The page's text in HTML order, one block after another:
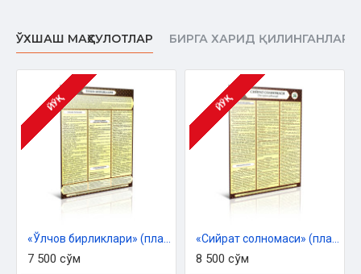
ЎХШАШ МАҲСУЛОТЛАР БИРГА ХАРИД ҚИЛИНГАНЛАР
ЙЎҚ
7 500 сўм
ЙЎҚ
8 500 сўм